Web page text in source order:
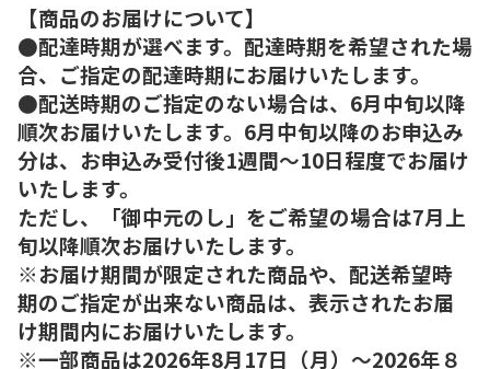
【商品のお届けについて】
●配達時期が選べます。配達時期を希望された場
合、ご指定の配達時期にお届けいたします。
●配送時期のご指定のない場合は、6月中旬以降
順次お届けいたします。6月中旬以降のお申込み
分は、お申込み受付後1週間～10日程度でお届け
いたします。
ただし、「御中元のし」をご希望の場合は7月上
旬以降順次お届けいたします。
※お届け期間が限定された商品や、配送希望時
期のご指定が出来ない商品は、表示されたお届
け期間内にお届けいたします。
※一部商品は2026年8月17日（月）～2026年８